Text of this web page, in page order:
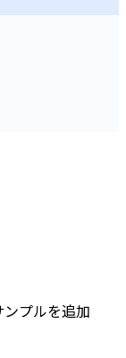
プルを追加